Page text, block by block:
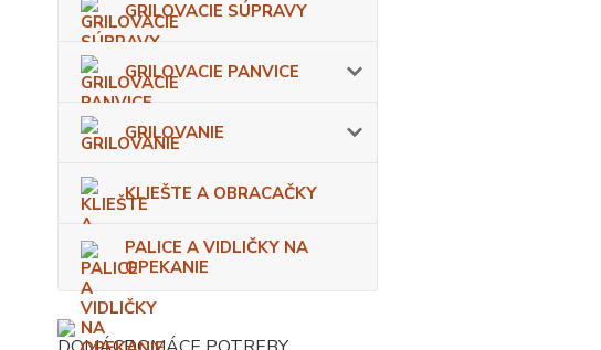
GRILOVACIE SÚPRAVY
GRILOVACIE PANVICE
GRILOVANIE
KLIEŠTE A OBRACAČKY
PALICE A VIDLIČKY NA
OPEKANIE